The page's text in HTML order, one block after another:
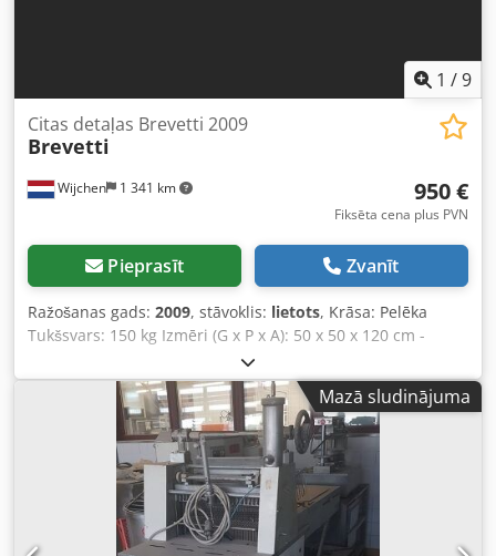
1 /9
Wijchen 1 341 km
Citas detaļas Brevetti 2009
Brevetti
950 €
Fiksēta cena plus PVN
Pieprasīt Zvanīt
Ražošanas gads: 2009, stāvoklis: lietots, Krāsa: Pelēka
Tukšsvars: 150 kg Izmēri (G x P x A): 50 x 50 x 120 cm -
Izlaiduma gads: 2009 - Dokumentācija pieejama: Nē - CE
sertifikāts: Nav - Sērijas numurs: 1248S Cedpfx
Amsyymzhsroha - Transportēšanas izmēri: 500 mm x 500
mm x 1200 mm (g x p x a) - Transporta svars [kg]: 150 kg -
Transporta vienību skaits [gab.]: 1 Finansiāla informācija
PVN: Norādītā cena bez PVN PVN/Starpposma aplikšana:
PVN atskaitāms uzņēmumiem Piegāde un apmaiņa
jebkuras rūpniecības jomas precēm iespējama jebkurā
laikā Yorick Diebels
Mazā sludinājuma